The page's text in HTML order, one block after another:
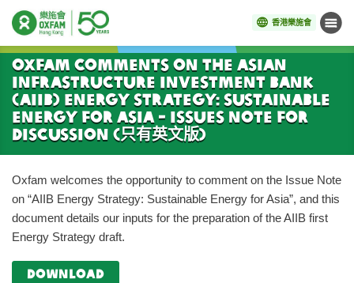
香港樂施會 目錄
開始主要內容
Oxfam comments on the Asian
Infrastructure Investment Bank
(AIIB) Energy Strategy: Sustainable
Energy for Asia - Issues Note for
Discussion (只有英文版)
Oxfam welcomes the opportunity to comment on the Issue Note
on “AIIB Energy Strategy: Sustainable Energy for Asia”, and this
document details our inputs for the preparation of the AIIB first
Energy Strategy draft.
download